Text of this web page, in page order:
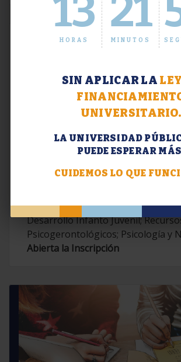
13
HORAS
21
MINUTOS
SIN APLICAR LA
UNIVERSITARIO.
LA UNIVERSIDAD
PUEDE ESPERAR
CUIDEMOS LO QUE
Extensión. Diplomaturas
Contemporáneas; Problemáticas
Desarrollo Infanto Juvenil;
Psicogerontológicos; Psicología y
Abierta la Inscripción